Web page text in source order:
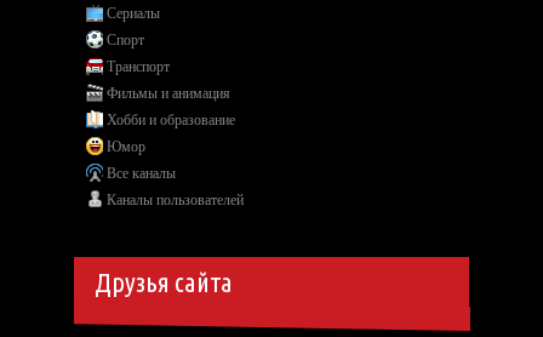
Сериалы
Спорт
Транспорт
Фильмы и анимация
Хобби и образование
Юмор
Все каналы
Каналы пользователей
Друзья сайта